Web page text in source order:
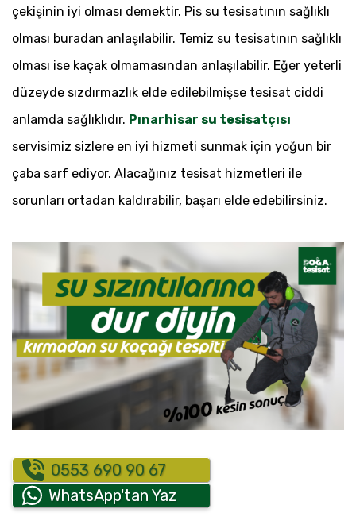
çekişinin iyi olması demektir. Pis su tesisatının sağlıklı
olması buradan anlaşılabilir. Temiz su tesisatının sağlıklı
olması ise kaçak olmamasından anlaşılabilir. Eğer yeterli
düzeyde sızdırmazlık elde edilebilmişse tesisat ciddi
anlamda sağlıklıdır. Pınarhisar su tesisatçısı
servisimiz sizlere en iyi hizmeti sunmak için yoğun bir
çaba sarf ediyor. Alacağınız tesisat hizmetleri ile
sorunları ortadan kaldırabilir, başarı elde edebilirsiniz.
0553 690 90 67
WhatsApp'tan Yaz